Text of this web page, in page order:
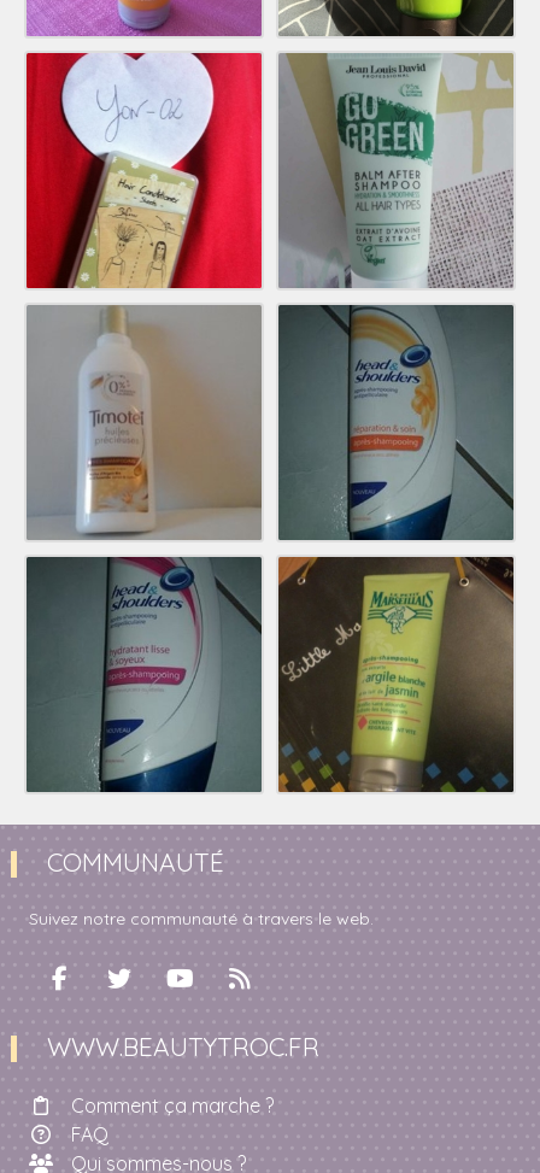
COMMUNAUTÉ
Suivez notre communauté à travers le web.
WWW.BEAUTYTROC.FR
Comment ça marche ?
FAQ
Qui sommes-nous ?